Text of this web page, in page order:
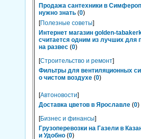
Продажа сантехники в
нужно знать (0)
[Полезные советы]
Интернет магазин golden-
считается одним из лучших для
на развес (0)
[Строительство и ремонт]
Фильтры для вентиляционных
о чистом воздухе (0)
[Автоновости]
Доставка цветов в Ярославле (0)
[Бизнес и финансы]
Грузоперевозки на Газели в
и Удобно (0)